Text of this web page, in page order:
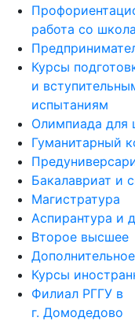
работа со
Курсы
и
испытаниям
Олимпиада для
Гуманитарный
Бакалавриат и
Магистратура
Аспирантура и
Второе высшее
Курсы
Филиал РГГУ в
г. Домодедово